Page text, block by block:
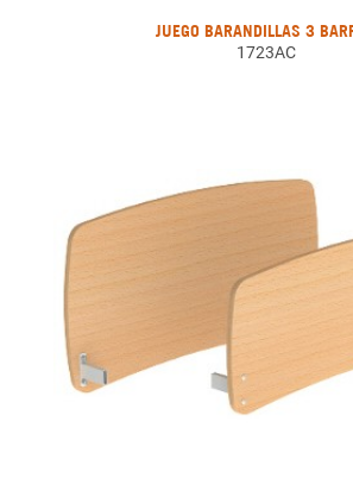
JUEGO BARANDILLAS 3
1723AC